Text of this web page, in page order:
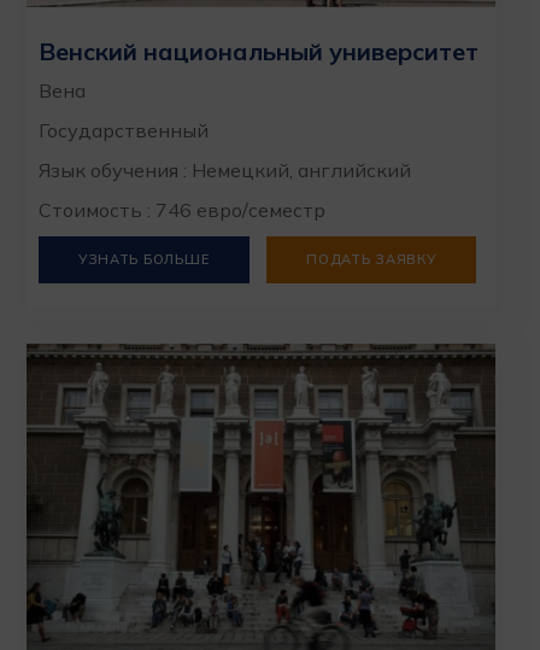
Венский национальный университет
Вена
Государственный
Язык обучения : Немецкий, английский
Стоимость : 746 евро/семестр
УЗНАТЬ БОЛЬШЕ ПОДАТЬ ЗАЯВКУ